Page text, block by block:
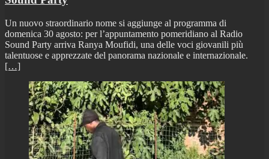
Un nuovo straordinario nome si aggiunge al programma di
domenica 30 agosto: per l’appuntamento pomeridiano al Radio
Sound Party arriva Ranya Moufidi, una delle voci giovanili più
talentuose e apprezzate del panorama nazionale e internazionale.
[…]